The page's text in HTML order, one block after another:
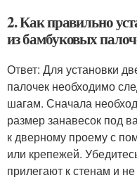
2. Как правильно
из бамбуковых
Ответ: Для установки
палочек необходимо
шагам. Сначала
размер занавесок под
к дверному проему с
или крепежей.
прилегают к стенам и